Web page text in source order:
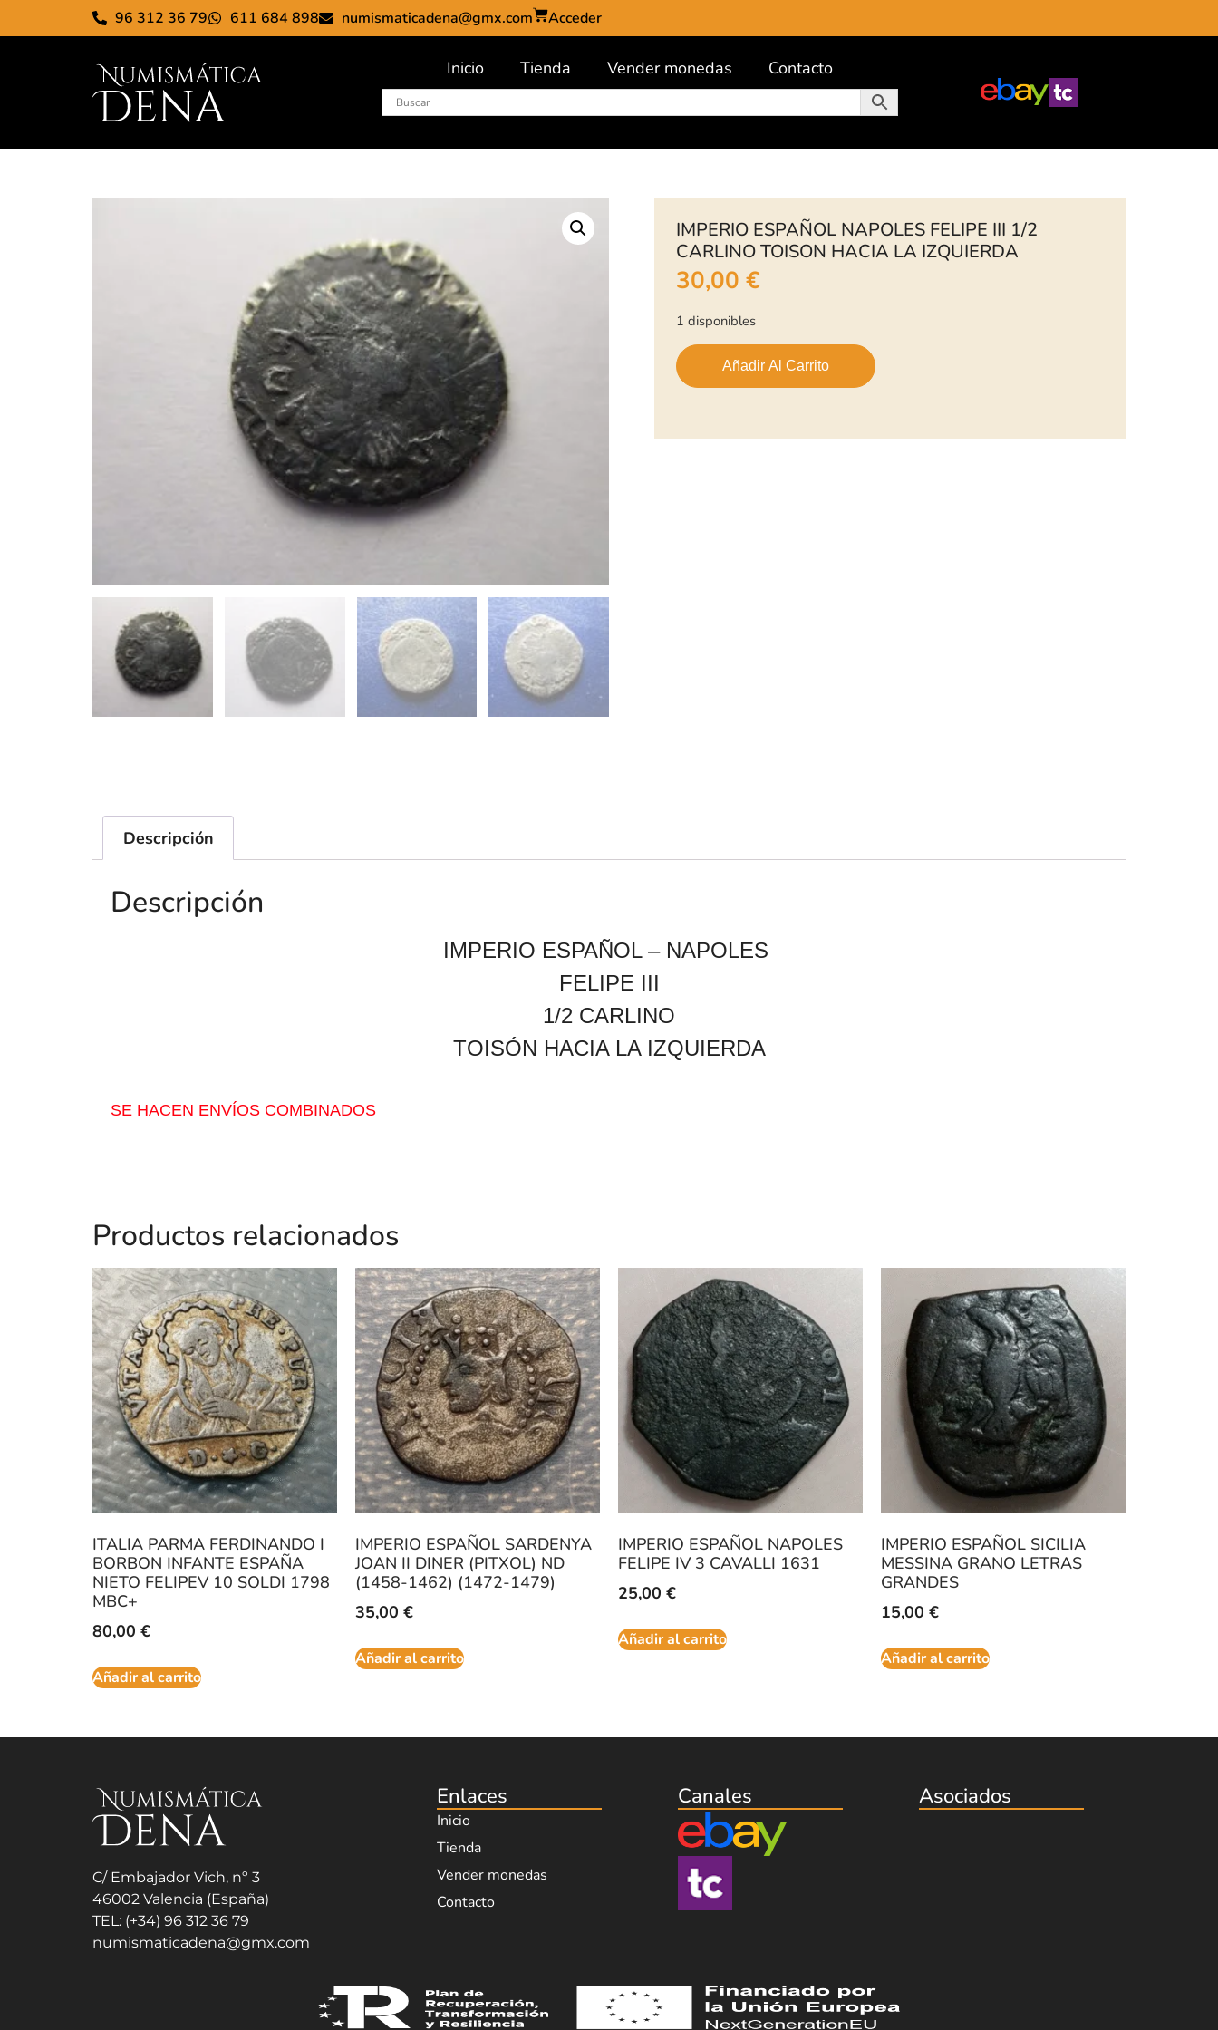
96 312 36 79 611 684 898 numismaticadena@gmx.com Acceder
Inicio Tienda Vender monedas Contacto
IMPERIO ESPAÑOL NAPOLES FELIPE III 1/2
CARLINO TOISON HACIA LA IZQUIERDA
30,00 €
1 disponibles
Añadir Al Carrito
Descripción
Descripción
IMPERIO ESPAÑOL – NAPOLES
FELIPE III
1/2 CARLINO
TOISÓN HACIA LA IZQUIERDA
SE HACEN ENVÍOS COMBINADOS
Productos relacionados
ITALIA PARMA FERDINANDO I
BORBON INFANTE ESPAÑA
NIETO FELIPEV 10 SOLDI 1798
MBC+
80,00 €
Añadir al carrito
IMPERIO ESPAÑOL SARDENYA
JOAN II DINER (PITXOL) ND
(1458-1462) (1472-1479)
35,00 €
Añadir al carrito
IMPERIO ESPAÑOL NAPOLES
FELIPE IV 3 CAVALLI 1631
25,00 €
Añadir al carrito
IMPERIO ESPAÑOL SICILIA
MESSINA GRANO LETRAS
GRANDES
15,00 €
Añadir al carrito
C/ Embajador Vich, nº 3
46002 Valencia (España)
TEL: (+34) 96 312 36 79
numismaticadena@gmx.com
Enlaces
Inicio
Tienda
Vender monedas
Contacto
Canales Asociados